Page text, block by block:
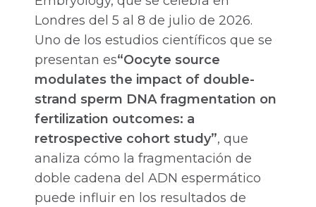
Londres del 5 al 8 de julio de 2026.
Uno de los estudios científicos que se
presentan es“Oocyte source
modulates the impact of double-
strand sperm DNA fragmentation on
fertilization outcomes: a
retrospective cohort study”, que
analiza cómo la fragmentación de
doble cadena del ADN espermático
puede influir en los resultados de